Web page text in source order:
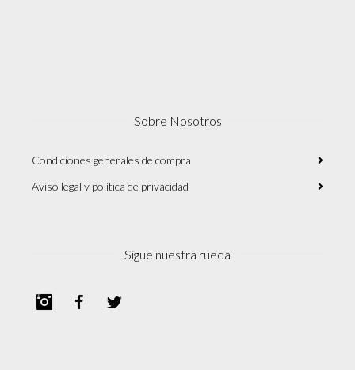
Sobre Nosotros
Condiciones generales de compra
Aviso legal y política de privacidad
Sigue nuestra rueda
InstagramFacebook